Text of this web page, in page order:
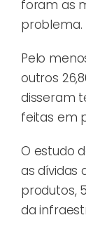
foram as
problema.
Pelo
outros
disseram
feitas em
O estudo
as dívidas
produtos,
da